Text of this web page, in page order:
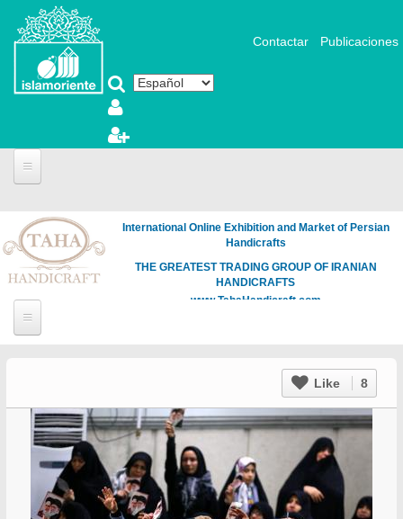
Pasar al contenido principal
Contactar Publicaciones
International Online Exhibition and Market of Persian
Handicrafts
THE GREATEST TRADING GROUP OF IRANIAN
HANDICRAFTS
www.TahaHandicraft.com
Like 8